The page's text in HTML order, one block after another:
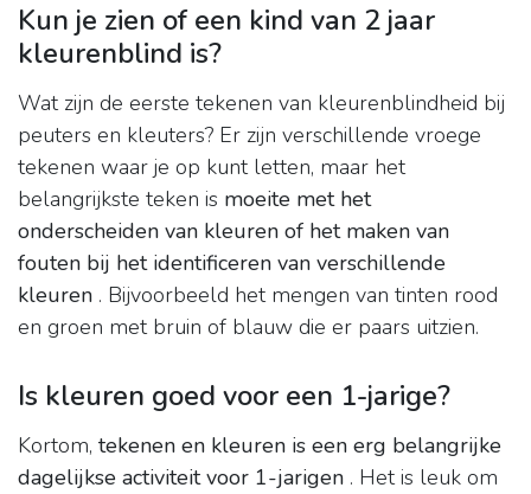
Kun je zien of een kind van 2 jaar
kleurenblind is?
Wat zijn de eerste tekenen van kleurenblindheid bij
peuters en kleuters? Er zijn verschillende vroege
tekenen waar je op kunt letten, maar het
belangrijkste teken is moeite met het
onderscheiden van kleuren of het maken van
fouten bij het identificeren van verschillende
kleuren . Bijvoorbeeld het mengen van tinten rood
en groen met bruin of blauw die er paars uitzien.
Is kleuren goed voor een 1-jarige?
Kortom, tekenen en kleuren is een erg belangrijke
dagelijkse activiteit voor 1-jarigen . Het is leuk om